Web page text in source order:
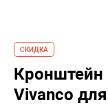
СКИДКА
Кронштейн
Vivanco